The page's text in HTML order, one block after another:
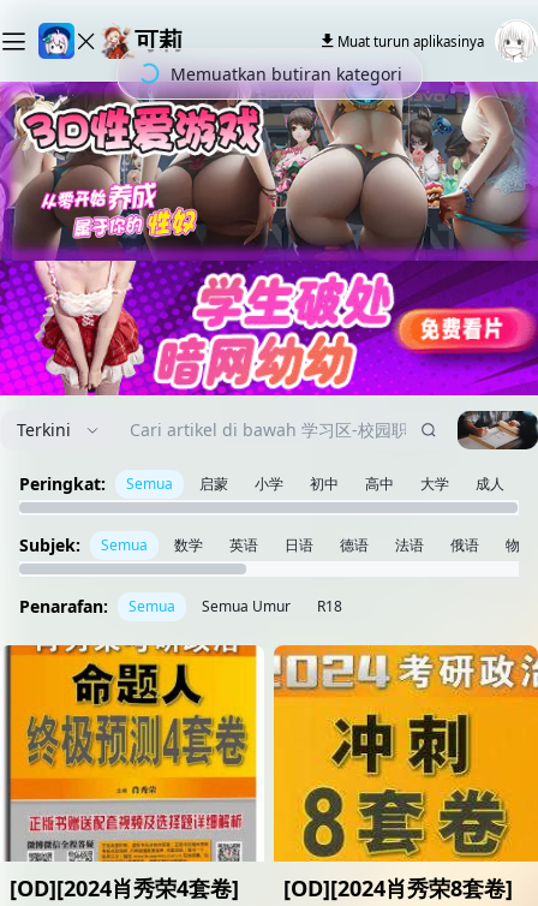
可莉 Muat turun aplikasinya
Terkini
Peringkat: Semua 启蒙 小学 初中 高中 大学 成人
Subjek: Semua 数学 英语 日语 德语 法语 俄语 物理
Penarafan: Semua Semua Umur R18
[OD][2024肖秀荣4套卷]
[OD][2024肖秀荣8套卷]
Memuatkan butiran kategori